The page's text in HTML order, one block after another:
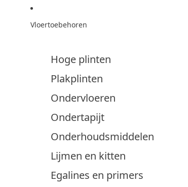
Vloertoebehoren
Hoge plinten
Plakplinten
Ondervloeren
Ondertapijt
Onderhoudsmiddelen
Lijmen en kitten
Egalines en primers